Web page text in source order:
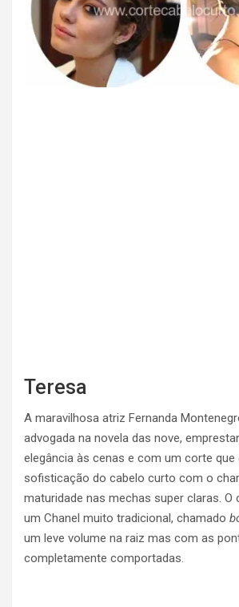
Teresa
A maravilhosa atriz Fernanda
advogada na novela das nove,
elegância às cenas e com um corte que
sofisticação do cabelo curto com o
maturidade nas mechas super claras. O
um Chanel muito tradicional, chamado
um leve volume na raiz mas com as
completamente comportadas.